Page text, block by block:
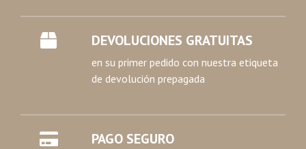
DEVOLUCIONES GRATUITAS
en su primer pedido con nuestra etiqueta
de devolución prepagada
PAGO SEGURO